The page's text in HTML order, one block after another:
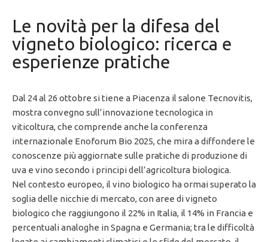
Le novità per la difesa del
vigneto biologico: ricerca e
esperienze pratiche
Dal 24 al 26 ottobre si tiene a Piacenza il salone Tecnovitis,
mostra convegno sull’innovazione tecnologica in
viticoltura, che comprende anche la conferenza
internazionale Enoforum Bio 2025, che mira a diffondere le
conoscenze più aggiornate sulle pratiche di produzione di
uva e vino secondo i principi dell’agricoltura biologica.
Nel contesto europeo, il vino biologico ha ormai superato la
soglia delle nicchie di mercato, con aree di vigneto
biologico che raggiungono il 22% in Italia, il 14% in Francia e
percentuali analoghe in Spagna e Germania; tra le difficoltà